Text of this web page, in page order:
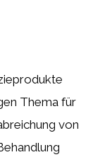
Thema für
von